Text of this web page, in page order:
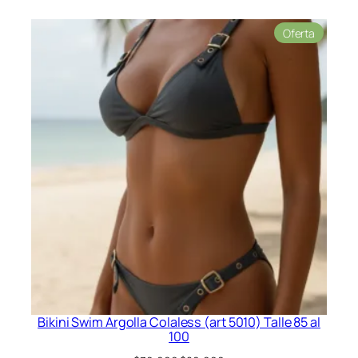
Oferta
en
oferta
Bikini Swim Argolla Colaless (art 5010) Talle 85 al
100